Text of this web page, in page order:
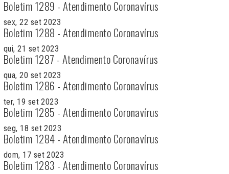
Boletim 1289 - Atendimento Coronavírus
sex, 22 set 2023
Boletim 1288 - Atendimento Coronavírus
qui, 21 set 2023
Boletim 1287 - Atendimento Coronavírus
qua, 20 set 2023
Boletim 1286 - Atendimento Coronavírus
ter, 19 set 2023
Boletim 1285 - Atendimento Coronavírus
seg, 18 set 2023
Boletim 1284 - Atendimento Coronavírus
dom, 17 set 2023
Boletim 1283 - Atendimento Coronavírus